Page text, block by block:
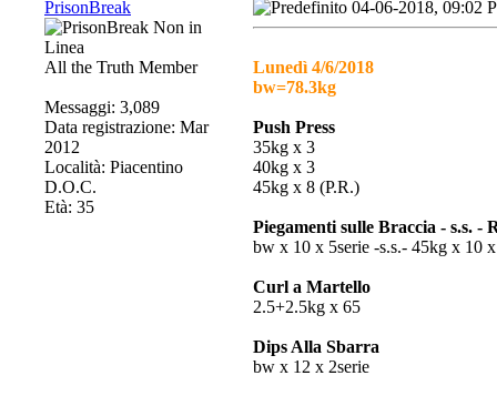
PrisonBreak
All the Truth Member
Messaggi: 3,089
Data registrazione: Mar
2012
Località: Piacentino
D.O.C.
Età: 35
04-06-2018, 09:02
Lunedì 4/6/2018
bw=78.3kg
Push Press
35kg x 3
40kg x 3
45kg x 8 (P.R.)
Piegamenti sulle Braccia - s.s. -
bw x 10 x 5serie -s.s.- 45kg x 10
Curl a Martello
2.5+2.5kg x 65
Dips Alla Sbarra
bw x 12 x 2serie